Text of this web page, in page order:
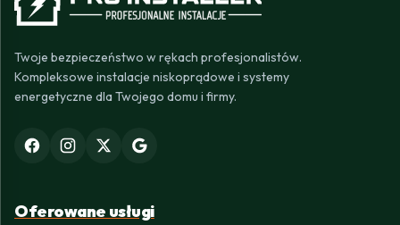
Twoje bezpieczeństwo w rękach profesjonalistów.
Kompleksowe instalacje niskoprądowe i systemy
energetyczne dla Twojego domu i firmy.
Oferowane usługi